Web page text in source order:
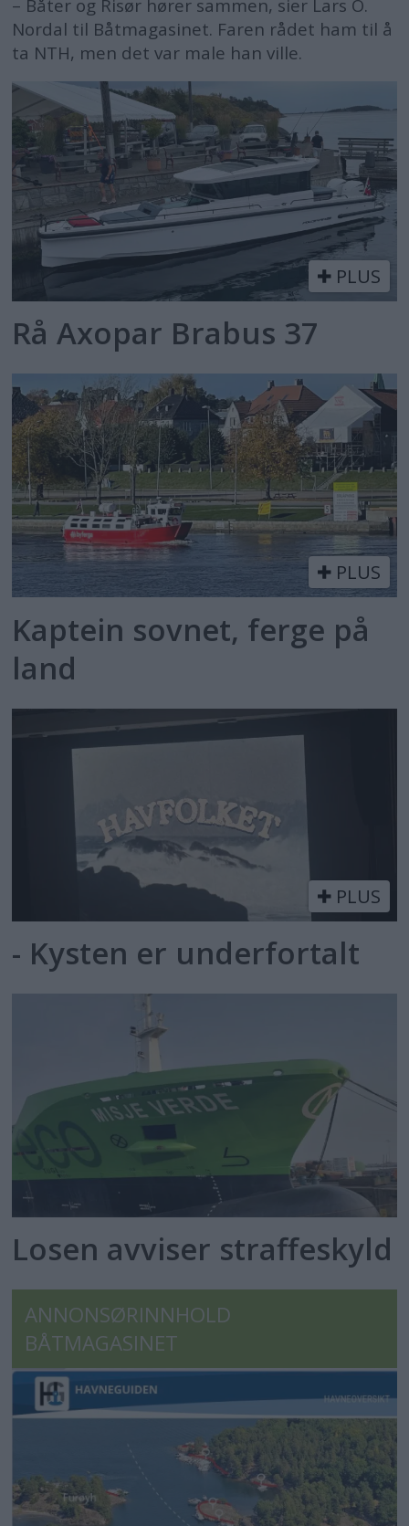
– Båter og Risør hører sammen, sier Lars O.
Nordal til Båtmagasinet. Faren rådet ham til å
ta NTH, men det var male han ville.
PLUS
Rå Axopar Brabus 37
PLUS
Kaptein sovnet, ferge på
land
PLUS
- Kysten er underfortalt
Losen avviser straffeskyld
ANNONSØRINNHOLD
BÅTMAGASINET